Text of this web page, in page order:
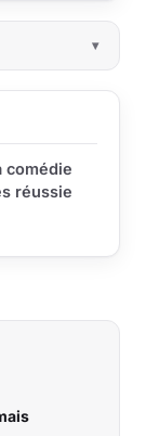
comédie
réussie